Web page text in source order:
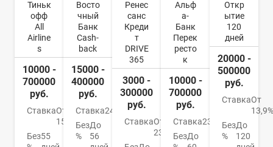
Тиньк
офф
All
Airline
s
10000 -
700000
руб.
СтавкаОт
15%
Без55
Восто
чный
Банк
Cash-
back
15000 -
400000
руб.
Ставка24%
Без
%
До
56
Ренес
санс
Креди
т
DRIVE
365
3000 -
300000
руб.
СтавкаОт
23.9%
Альф
а-
Банк
Перек
ресто
к
10000 -
700000
руб.
Ставка23.99%
БезДо
Откр
ытие
120
дней
20000 -
500000
руб.
СтавкаОт
13,9%
Без
%
До
120